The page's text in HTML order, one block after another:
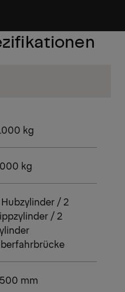
kg
kg
Hubzylinder / 2
/ 2
mm